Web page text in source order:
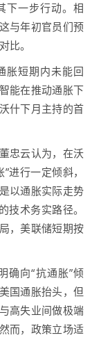
下一步行动。相
与年初官员们预
比。
短期内未能回
能在推动通胀下
什下月主持的首
忠云认为，在沃
进行一定倾斜，
以通胀实际走势
技术务实路径。
，美联储短期按
向“抗通胀”倾
国通胀抬头，但
高失业间做极端
而，政策立场适